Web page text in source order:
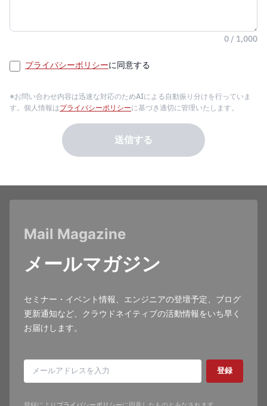
0 / 1,000
プライバシーポリシーに同意する
※お問い合わせ内容は迅速な対応のためAIによる自動振り分けを行っていま
す。個人情報はプライバシーポリシーに基づき適切に管理いたします。
送信する
Mail Magazine
メールマガジン
セミナー・イベント情報、エンジニアの登壇予定、ブログ
更新通知など、クラウドネイティブの活動情報をいち早く
お届けします。
登録